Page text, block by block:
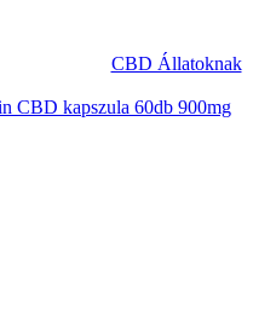
CBD Állatoknak
CBD kapszula 60db 900mg